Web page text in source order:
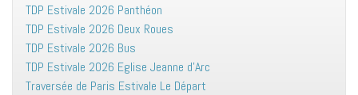
TDP Estivale 2026 Panthéon
TDP Estivale 2026 Deux Roues
TDP Estivale 2026 Bus
TDP Estivale 2026 Eglise Jeanne d’Arc
Traversée de Paris Estivale Le Départ